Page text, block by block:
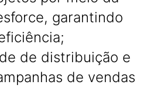
garantindo
de distribuição e
de vendas